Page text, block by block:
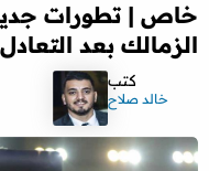
خاص | تطورات
الزمالك بعد
كتب
خالد صلاح